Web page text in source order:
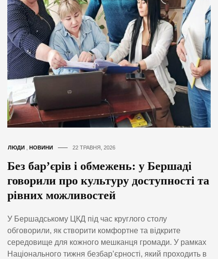
ЛЮДИ НОВИНИ 22 ТРАВНЯ, 2026
Без бар’єрів і обмежень: у Бершаді
говорили про культуру доступності та
рівних можливостей
У Бершадському ЦКД під час круглого столу
обговорили, як створити комфортне та відкрите
середовище для кожного мешканця громади. У рамках
Національного тижня безбар’єрності, який проходить в